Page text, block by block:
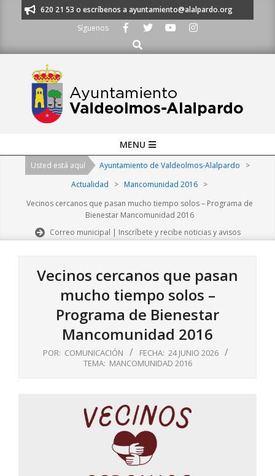
al 91 620 21 53 o escríbenos a ayuntamiento@alalpardo.org
Síguenos
Buscar
Navigation
MENU
Usted está aquí Ayuntamiento de Valdeolmos-Alalpardo
>
Actualidad
> Mancomunidad 2016 >
Vecinos cercanos que pasan mucho tiempo solos – Programa de
Bienestar Mancomunidad 2016
Correo municipal | Inscríbete y recibe noticias y avisos
Vecinos cercanos que pasan
mucho tiempo solos –
Programa de Bienestar
Mancomunidad 2016
POR: COMUNICACIÓN FECHA: 24 JUNIO 2026
TEMA: MANCOMUNIDAD 2016